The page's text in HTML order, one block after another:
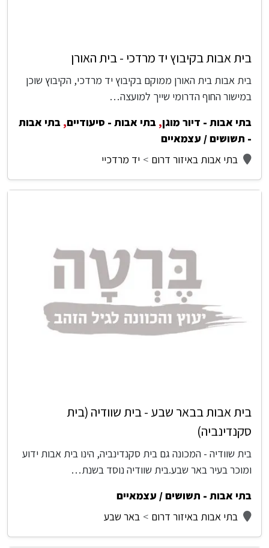
בית אבות בקיבוץ יד מרדכי - בית האורן
בית אבות בית האורן ממוקם בקיבוץ יד מרדכי, הקיבוץ שוכן
במישור החוף הדרומי שייך למועצה…
בתי אבות - דיור מוגן, בתי אבות - סיעודיים, בתי אבות
- תשושים / עצמאיים
בתי אבות באיזור דרום
יד מרדכיי
בית אבות בבאר שבע - בית שוודיה (בית
סקנדינביה)
בית שוודיה - המכונה גם בית סקנדינביה, הינו בית אבות ידוע
ומוכר בעיר באר שבע.בית שוודיה נוסד בשנת…
בתי אבות - תשושים / עצמאיים
בתי אבות באיזור דרום
באר שבע